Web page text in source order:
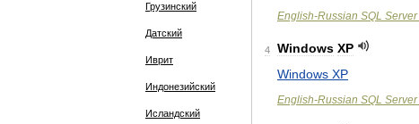
Грузинский
Датский
Иврит
Индонезийский
Исландский
English-Russian SQL Server
4 Windows XP
Windows XP
English-Russian SQL Server